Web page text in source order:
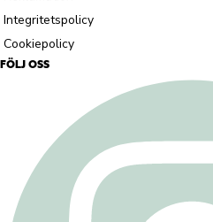
Integritetspolicy
Cookiepolicy
FÖLJ OSS